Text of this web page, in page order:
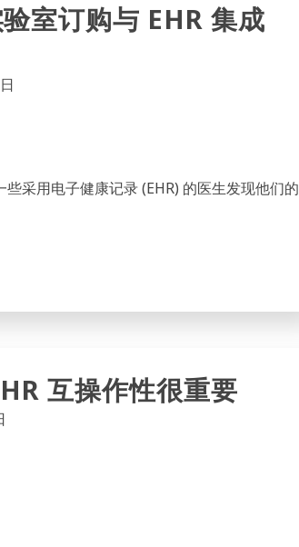
室订购与 EHR 集成
采用电子健康记录 (EHR) 的医生发现他们的
互操作性很重要